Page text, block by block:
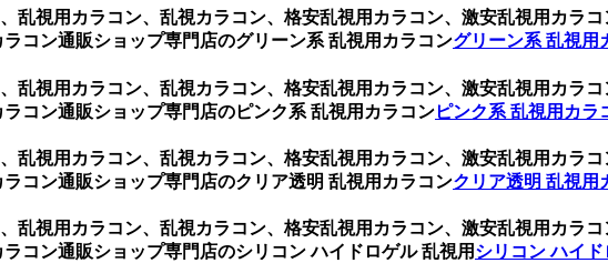
乱視用カラコン、乱視カラコン、格安乱視用カラコン、激安乱視用カラ
コン通販ショップ専門店のグリーン系 乱視用カラコングリーン系 乱視用
乱視用カラコン、乱視カラコン、格安乱視用カラコン、激安乱視用カラ
コン通販ショップ専門店のピンク系 乱視用カラコンピンク系 乱視用カラ
乱視用カラコン、乱視カラコン、格安乱視用カラコン、激安乱視用カラ
コン通販ショップ専門店のクリア透明 乱視用カラコンクリア透明 乱視用
乱視用カラコン、乱視カラコン、格安乱視用カラコン、激安乱視用カラ
コン通販ショップ専門店のシリコン ハイドロゲル 乱視用 シリコン ハイド